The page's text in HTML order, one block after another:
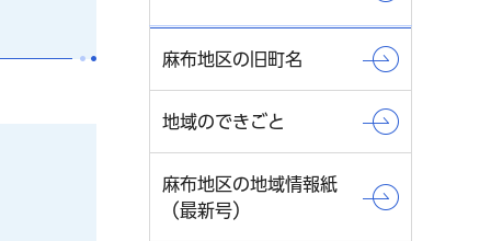
麻布地区の旧町名
地域のできごと
麻布地区の地域情報紙
（最新号）